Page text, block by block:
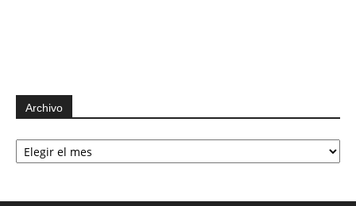
Archivo
Archivo